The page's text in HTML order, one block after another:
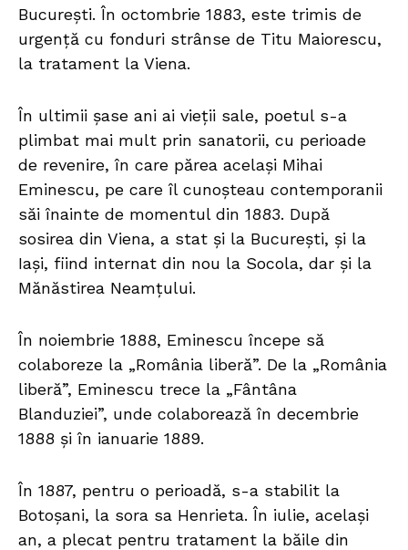
București. În octombrie 1883, este trimis de
urgență cu fonduri strânse de Titu Maiorescu,
la tratament la Viena.
În ultimii șase ani ai vieții sale, poetul s-a
plimbat mai mult prin sanatorii, cu perioade
de revenire, în care părea același Mihai
Eminescu, pe care îl cunoșteau contemporanii
săi înainte de momentul din 1883. După
sosirea din Viena, a stat și la Bucureşti, și la
Iaşi, fiind internat din nou la Socola, dar și la
Mănăstirea Neamțului.
În noiembrie 1888, Eminescu începe să
colaboreze la „România liberă”. De la „România
liberă”, Eminescu trece la „Fântâna
Blanduziei”, unde colaborează în decembrie
1888 și în ianuarie 1889.
În 1887, pentru o perioadă, s-a stabilit la
Botoșani, la sora sa Henrieta. În iulie, același
an, a plecat pentru tratament la băile din